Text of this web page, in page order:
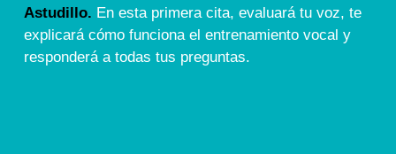
Astudillo. En esta primera cita, evaluará tu voz, te
explicará cómo funciona el entrenamiento vocal y
responderá a todas tus preguntas.